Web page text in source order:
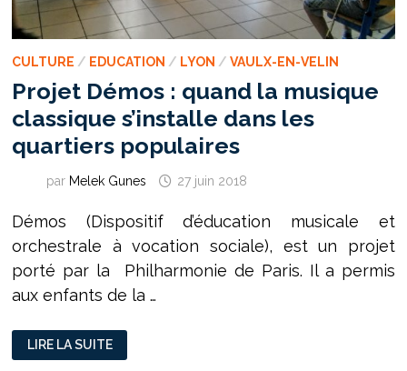
CULTURE / EDUCATION / LYON / VAULX-EN-VELIN
Projet Démos : quand la musique
classique s’installe dans les
quartiers populaires
par Melek Gunes 27 juin 2018
Démos (Dispositif d’éducation musicale et
orchestrale à vocation sociale), est un projet
porté par la Philharmonie de Paris. Il a permis
aux enfants de la …
PROJET
DÉMOS :
QUAND
LIRE LA SUITE